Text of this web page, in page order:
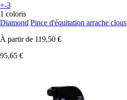
+-3
1 coloris
Diamond Pince d'équitation arrache clous
À partir de 119,50 €
95,65 €